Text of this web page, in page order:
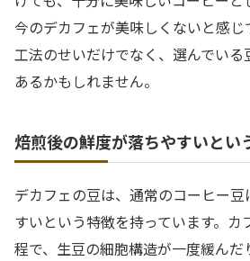
今のデカフェが美味しくないと感
工法のせいだけでなく、選んでい
あるかもしれません。
焙煎後の鮮度が落ちやすいとい
デカフェの豆は、通常のコーヒー
すいという特徴を持っています。カ
程で、生豆の細胞構造が一度緩んだ